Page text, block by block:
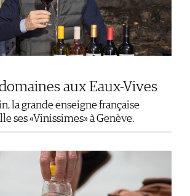
aux Eaux-Vives
la grande enseigne française
ses «Vinissimes» à Genève.